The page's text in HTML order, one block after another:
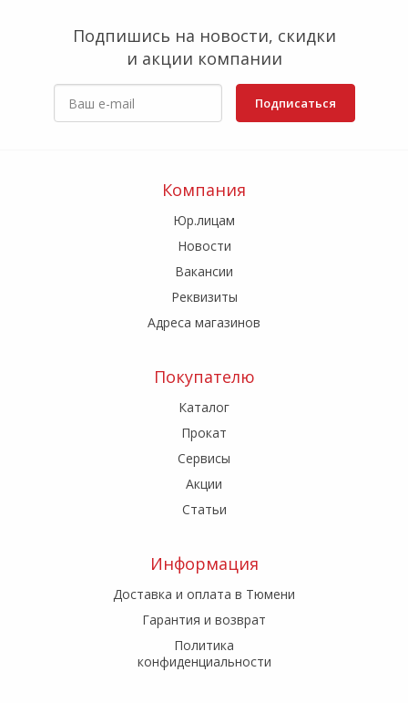
Подпишись на новости, скидки
и акции компании
Подписаться
Компания
Юр.лицам
Новости
Вакансии
Реквизиты
Адреса магазинов
Покупателю
Каталог
Прокат
Сервисы
Акции
Статьи
Информация
Доставка и оплата в Тюмени
Гарантия и возврат
Политика
конфиденциальности